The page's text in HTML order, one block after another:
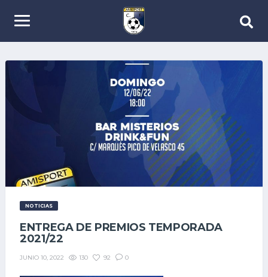
NOTICIAS
ENTREGA DE PREMIOS TEMPORADA
2021/22
JUNIO 10, 2022 130 92 0